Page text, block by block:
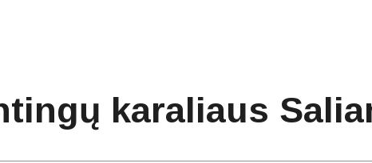
karaliaus